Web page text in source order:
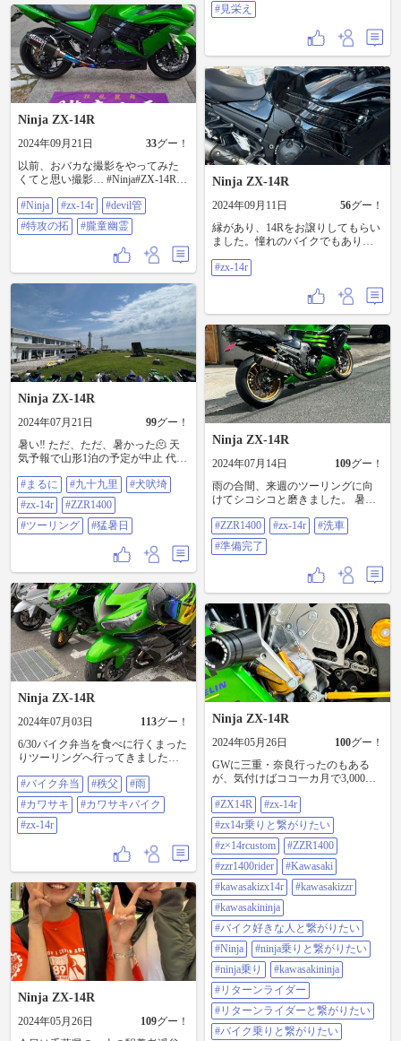
スライン #zx-14r
る自己満足ですもの。 #ZX14R #zx-
14r #グリップ交換 #ワイヤリング #
自己満足 #自己満足の世界 #見栄え
#見栄え
Ninja ZX-14R
2024年09月21日 33グー！
以前、おバカな撮影をやってみた
くてと思い撮影… #Ninja#ZX-14R
#Ninja
#zx-14r
#devil管
#特攻の拓
#朧童幽霊
Ninja ZX-14R
2024年09月11日 56グー！
縁があり、14Rをお譲りしてもらい
ました。憧れのバイクでもあり、
目になります。フルパワーの所有
らしい秋を14Rと共に満喫したいと
#zx-14r
Ninja ZX-14R
2024年07月21日 99グー！
暑い‼️ ただ、ただ、暑かった🫠 天
気予報で山形1泊の予定が中止 代替
に行ってきました。 海岸線は流石
に28〜31度位でしたが、内陸は35
度超えてる所も😱 おじちゃん暴走
族の引退式みたいで、後ろから覆
影、曲がる交差点の先にも覆面が
待機、静かに走ってませんでし
おすすめの、まるに。 バイトのお
姉ちゃん２人可愛い😍おすすめで
す🤣（⚠️ご飯大盛りにすると丼飯に
山盛りで出てきます。） 水着のお
姉様目当てで、頑張って海辺まで
あるいたのですが空振り…風強し
アクアラインが渋滞する前に帰ろ
時既に遅し… トンネルの中、気を
つけてすり抜けましたが、気温36
度、水温103度まで上がり足首辺り
に熱風が…火傷したかと思いまし
た😅 精力的な仲間が居なかったら
ぁー、身体と相談します。 #まるに
#九十九里 #犬吠埼 #zx-14r
#ZZR1400 #ツーリング #猛暑日
#まるに #九十九里
#犬吠埼
#zx-14r
#ZZR1400
#ツーリング
#猛暑日
Ninja ZX-14R
2024年07月14日 109グー！
雨の合間、来週のツーリングに向
けてシコシコと磨きました。 暑い
すが天気予報が怪しく…明日午後
決まります。 日帰りで銚子になり
そー 海鮮やけ食いツアーかなぁ
#ZZR1400 #zx-14r #洗車 #準備完了
#ZZR1400 #zx-14r
#洗車
#準備完了
Ninja ZX-14R
2024年07月03日 113グー！
6/30バイク弁当を食べに行くまった
りツーリングへ行ってきました。
でした。（地元は１９時から雨予
報） 圏央道厚木パーキングに集合
してから、花園で記念撮影。 天気
予報変わらずでしたが、解散とな
を食べに向かいました。 思いのほ
か弁当が小さくうどんセットを食
ラと😭。 関越上りで事故があり通
行止めとの事から回避しながら濡
れた路面をクネクネと圏央道へ向
かいました。 圏央道から厚木パー
キングまでは路面がドライでした
のでスムーズにはしりましたが、
地元（横浜市）では強めの雨が…
片付け終了。 ZX-14Rだけで26台？
集まると流石に迫力がありますね
👍 秩父までは12台が参加されまし
#バイク弁当 #秩父
#雨
#カワサキ
#カワサキバイク
#zx-14r
Ninja ZX-14R
2024年05月26日 100グー！
GWに三重・奈良行ったのもある
が、気付けばココ一カ月で3,000キ
待ってやっと届いたアレを取り付
ける。 コワース スプロケットガー
ドとODAX クラッチスレーブシリ
ンダー。 チェーンメンテのし易さ
と、クラッチレバーがスコスコ軽
くなる事を期待して…。 K-factory
のそれと迷ったケド、コワースが
ほんの少し安いのと、ODAXのシ
リンダの方がピストン径が大き
い。 クラッチの重さは……すこー
し軽くなった……と思う……。
#zx14r#zx-14r #zx14r乗りと繋がりた
い #z×14rcustom #zzr1400
#zzr1400rider #kawasaki
#kawasakizx14r
#kawasakizzr#kawasakininja #バイク
好きな人と繋がりたい#ninja #ninja
乗りと繋がりたい #ninja乗り
#ZX14R
#zx-14r
#zx14r乗りと繋がりたい
#z×14rcustom
#ZZR1400
#zzr1400rider
#Kawasaki
#kawasakizx14r
#kawasakizzr
#kawasakininja
#バイク好きな人と繋がりたい
#Ninja
#ninja乗りと繋がりたい
#ninja乗り
#kawasakininja
#リターンライダー
#リターンライダーと繋がりたい
#バイク乗りと繋がりたい
Ninja ZX-14R
2024年05月26日 109グー！